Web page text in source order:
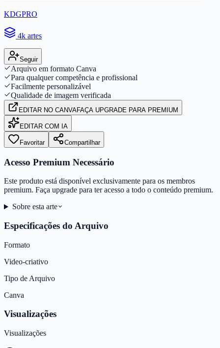
KDGPRO
4k artes
Seguir
Arquivo em formato Canva
Para qualquer competência e profissional
Facilmente personalizável
Qualidade de imagem verificada
EDITAR NO CANVAFAÇA UPGRADE PARA PREMIUM
EDITAR COM IA
Favoritar Compartilhar
Acesso Premium Necessário
Este produto está disponível exclusivamente para os membros
premium. Faça upgrade para ter acesso a todo o conteúdo premium.
Sobre esta arte
Especificações do Arquivo
Formato
Video-criativo
Tipo de Arquivo
Canva
Visualizações
Visualizações